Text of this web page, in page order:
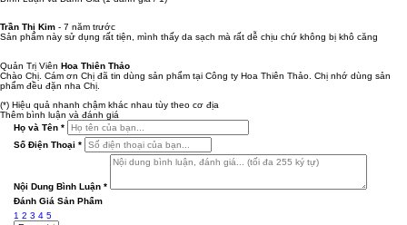
Trần Thị Kim - 7 năm trước
Sản phẩm này sử dụng rất tiện, mình thấy da sạch mà rất dễ chịu chứ không bị khô căng
Quản Trị Viên Hoa Thiên Thảo
Chào Chị. Cám ơn Chị đã tin dùng sản phẩm tại Công ty Hoa Thiên Thảo. Chị nhớ dùng sản
phẩm đều đặn nha Chị.
(*) Hiệu quả nhanh chậm khác nhau tùy theo cơ địa
Thêm bình luận và đánh giá
Họ và Tên *
Số Điện Thoại *
Nội Dung Bình Luận *
Đánh Giá Sản Phẩm
1 2 3 4 5